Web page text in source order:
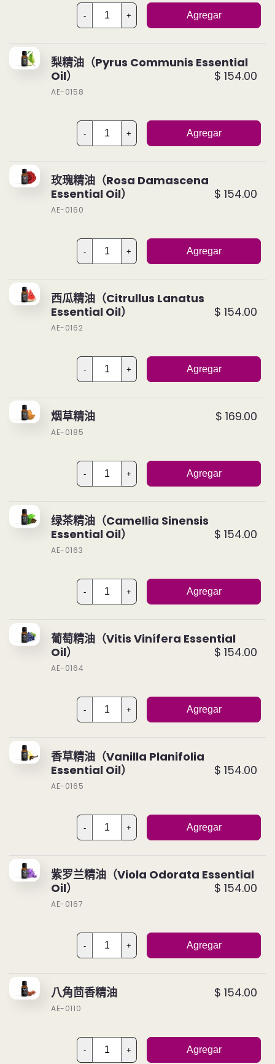
- + Agregar
梨精油（Pyrus Communis Essential
Oil）
$ 154.00
AE-0158
- + Agregar
玫瑰精油（Rosa Damascena
Essential Oil）
$ 154.00
AE-0160
- + Agregar
西瓜精油（Citrullus Lanatus
Essential Oil）
$ 154.00
AE-0162
- + Agregar
烟草精油 $ 169.00
AE-0185
- + Agregar
绿茶精油（Camellia Sinensis
Essential Oil）
$ 154.00
AE-0163
- + Agregar
葡萄精油（Vitis Vinífera Essential
Oil）
$ 154.00
AE-0164
- + Agregar
香草精油（Vanilla Planifolia
Essential Oil）
$ 154.00
AE-0165
- + Agregar
紫罗兰精油（Viola Odorata Essential
Oil）
$ 154.00
AE-0167
- + Agregar
八角茴香精油 $ 154.00
AE-0110
- + Agregar